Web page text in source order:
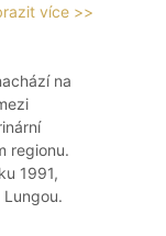
více >>
na
regionu.
1991,